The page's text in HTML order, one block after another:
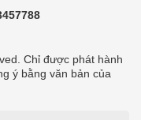
Chỉ được phát hành
ý bằng văn bản của